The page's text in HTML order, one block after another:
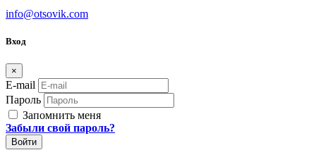
info@otsovik.com
Вход
×
E-mail
Пароль
Запомнить меня
Забыли свой пароль?